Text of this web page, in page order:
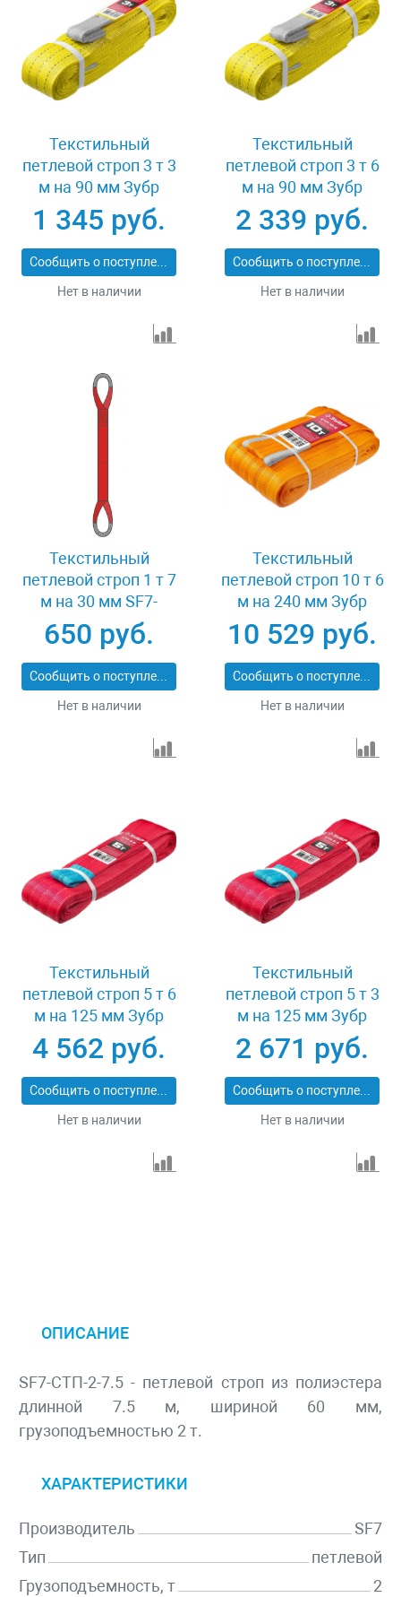
Текстильный
петлевой строп 3 т 3
м на 90 мм Зубр
43553-3-3
1 345 руб.
Сообщить о поступлении
Нет в наличии
Текстильный
петлевой строп 3 т 6
м на 90 мм Зубр
43553-3-6
2 339 руб.
Сообщить о поступлении
Нет в наличии
Текстильный
петлевой строп 1 т 7
м на 30 мм SF7-
СТП-1-7
650 руб.
Сообщить о поступлении
Нет в наличии
Текстильный
петлевой строп 10 т 6
м на 240 мм Зубр
43559-10-6
10 529 руб.
Сообщить о поступлении
Нет в наличии
Текстильный
петлевой строп 5 т 6
м на 125 мм Зубр
43555-5-6
4 562 руб.
Сообщить о поступлении
Нет в наличии
Текстильный
петлевой строп 5 т 3
м на 125 мм Зубр
43555-5-3
2 671 руб.
Сообщить о поступлении
Нет в наличии
ОПИСАНИЕ
SF7-СТП-2-7.5 - петлевой строп из полиэстера
длинной 7.5 м, шириной 60 мм,
грузоподъемностью 2 т.
ХАРАКТЕРИСТИКИ
Производитель
SF7
Тип
петлевой
Грузоподъемность, т
2